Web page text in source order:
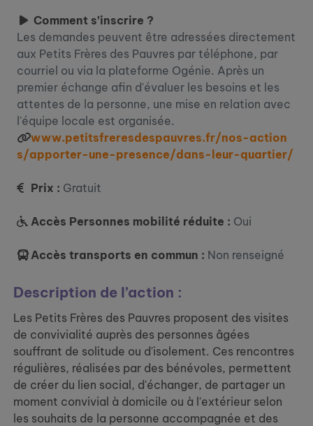
Comment s’inscrire ?
Les demandes peuvent être adressées directement
aux Petits Frères des Pauvres par téléphone, par
courriel ou via la plateforme Ogénie. Après un
premier échange afin d'évaluer les besoins et les
attentes de la personne, une mise en relation avec
l'équipe locale est organisée.
www.petitsfreresdespauvres.fr/nos-action
s/apporter-une-presence/dans-leur-quartier/
Prix : Gratuit
Accès Personnes mobilité réduite : Oui
Accès transports en commun : Non renseigné
Description de l’action :
Les Petits Frères des Pauvres proposent des visites
de convivialité auprès des personnes âgées
souffrant de solitude ou d'isolement. Ces rencontres
régulières, réalisées par des bénévoles, permettent
de créer du lien social, d'échanger, de partager un
moment convivial à domicile ou à l'extérieur selon
les souhaits de la personne accompagnée et des